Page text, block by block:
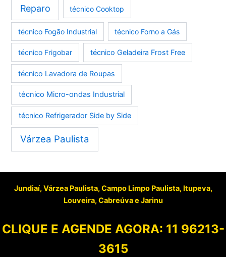
Reparo técnico Cooktop
técnico Fogão Industrial técnico Forno a Gás
técnico Frigobar técnico Geladeira Frost Free
técnico Lavadora de Roupas
técnico Micro-ondas Industrial
técnico Refrigerador Side by Side
Várzea Paulista
Jundiaí, Várzea Paulista, Campo Limpo Paulista, Itupeva,
Louveira, Cabreúva e Jarinu
CLIQUE E AGENDE AGORA: 11 96213-
3615